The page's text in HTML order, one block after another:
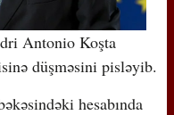
Antonio Koşta
düşməsini pisləyib.
hesabında